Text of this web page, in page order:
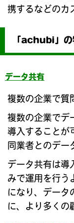
携するなどのカ
「achubi」の
データ共有
複数の企業で質
複数の企業でデ
導入することが
同業者とのデー
データ共有は導
みで運用を行う
になり、データ
に、より多くの